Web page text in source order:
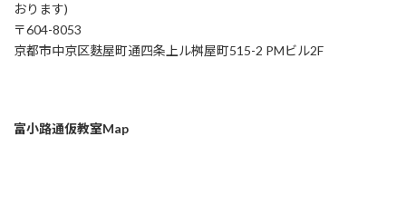
おります)
〒604-8053
京都市中京区麩屋町通四条上ル桝屋町515-2 PMビル2F
富小路通仮教室Map